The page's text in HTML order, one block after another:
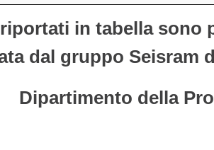
in tabella sono
dal gruppo Seisram
Dipartimento della